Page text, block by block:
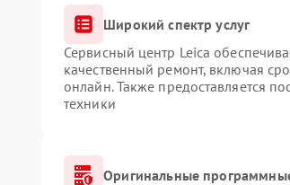
Широкий спектр услуг
Сервисный центр Leica
качественный ремонт, включая
онлайн. Также предоставляется
техники
Оригинальные